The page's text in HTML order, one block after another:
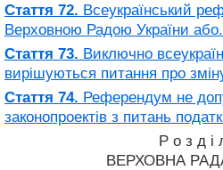
Стаття 72. Всеукраїнський
Верховною Радою України
Стаття 73. Виключно
вирішуються питання про
Стаття 74. Референдум не
законопроектів з питань
Р о з д і
ВЕРХОВНА